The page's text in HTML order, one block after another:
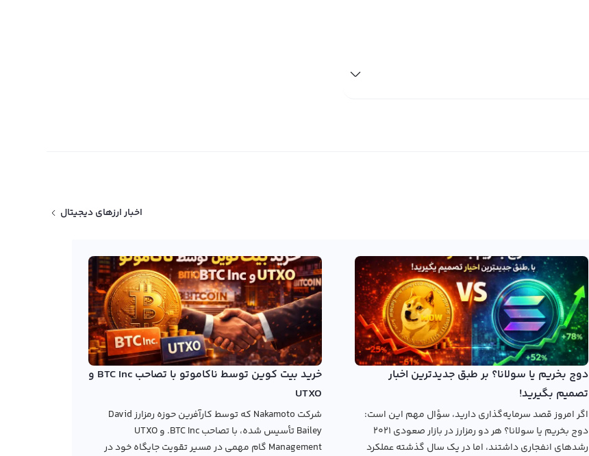
اخبار ارزهای دیجیتال
دوج بخریم یا سولانا؟ بر طبق جدیدترین اخبار
تصمیم بگیرید!
اگر امروز قصد سرمایه‌گذاری دارید، سؤال مهم این است:
دوج بخریم یا سولانا؟ هر دو رمزارز در بازار صعودی ۲۰۲۱
رشدهای انفجاری داشتند، اما در یک سال گذشته عملکرد
خرید بیت کوین توسط ناکاموتو با تصاحب BTC Inc و
UTXO
شرکت Nakamoto که توسط کارآفرین حوزه رمزارز David
Bailey تأسیس شده، با تصاحب BTC Inc. و UTXO
Management گام مهمی در مسیر تقویت جایگاه خود در